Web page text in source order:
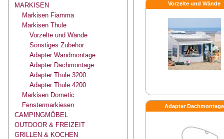
MARKISEN
Markisen Fiamma
Markisen Thule
Vorzelte und Wände
Sonstiges Zubehör
Adapter Wandmontage
Adapter Dachmontage
Adapter Thule 3200
Adapter Thule 4200
Markisen Dometic
Fenstermarkiesen
CAMPINGMÖBEL
OUTDOOR & FREIZEIT
GRILLEN & KOCHEN
Vorzelte und Wände
Adapter Dachmontage